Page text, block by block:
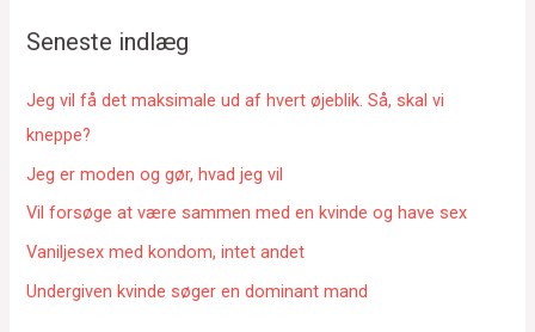
f
e
r
Seneste indlæg
Jeg vil få det maksimale ud af hvert øjeblik. Så, skal vi
kneppe?
Jeg er moden og gør, hvad jeg vil
Vil forsøge at være sammen med en kvinde og have sex
Vaniljesex med kondom, intet andet
Undergiven kvinde søger en dominant mand